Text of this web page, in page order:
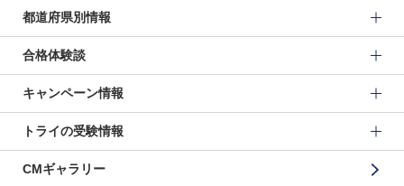
都道府県別情報
合格体験談
キャンペーン情報
トライの受験情報
CMギャラリー